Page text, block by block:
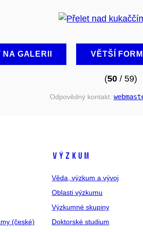
NA GALERII VĚTŠÍ
(50/ 59)
Odpovědný kontakt:
(české)
VÝZKUM
Věda, výzkum a vývoj
Oblasti výzkumu
Výzkumné skupiny
Doktorské studium